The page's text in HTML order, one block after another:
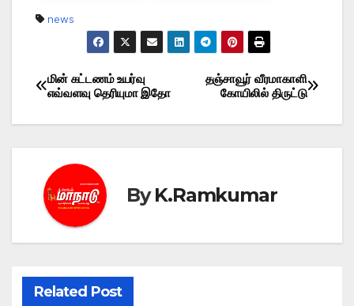
news
Post
navigation
தஞ்சாவூர் வீரமாகாளி
கோயிலில் திருட்டு
மின் கட்டணம் உயர்வு
எவ்வளவு தெரியுமா இதோ
ByK.Ramkumar
Related Post